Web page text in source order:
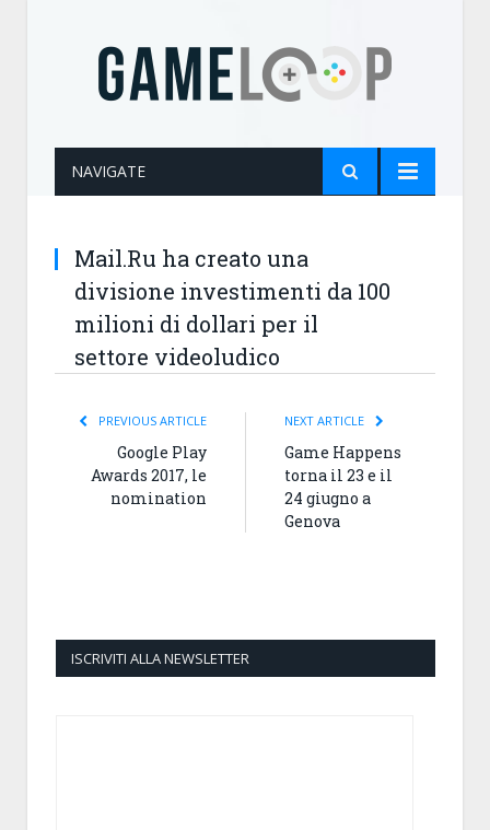
NAVIGATE
Mail.Ru ha creato una
divisione investimenti da 100
milioni di dollari per il
settore videoludico
PREVIOUS ARTICLE
Google Play
Awards 2017, le
nomination
NEXT ARTICLE
Game Happens
torna il 23 e il
24 giugno a
Genova
ISCRIVITI ALLA NEWSLETTER